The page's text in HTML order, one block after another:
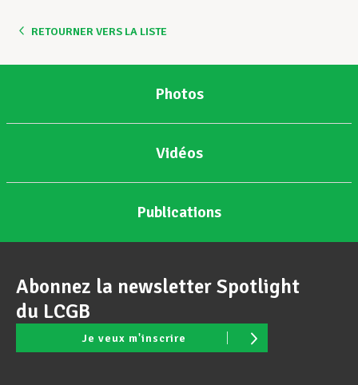
RETOURNER VERS LA LISTE
Photos
Vidéos
Publications
Abonnez la newsletter Spotlight
du LCGB
Je veux m'inscrire